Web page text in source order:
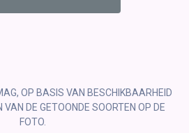
OP BASIS VAN BESCHIKBAARHEID
VAN DE GETOONDE SOORTEN OP DE
FOTO.